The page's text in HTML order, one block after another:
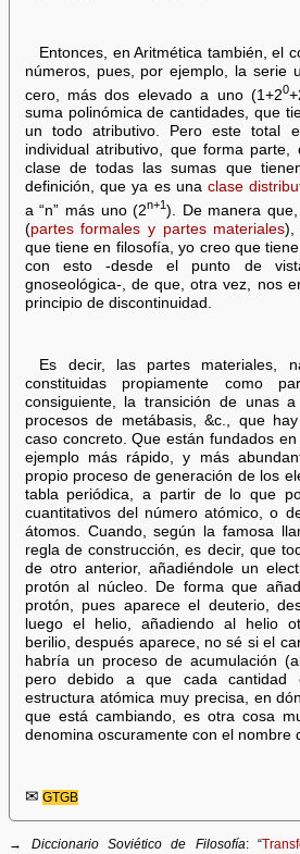
Entonces, en Aritmética también, el
números, pues, por ejemplo, la serie
cero, más dos elevado a uno (1+20
suma polinómica de cantidades, que
un todo atributivo. Pero este total
individual atributivo, que forma
clase de todas las sumas que
definición, que ya es unaclase
a “n” más uno (2n+1). De manera
(partes formales y partes materiales),
que tiene en filosofía, yo creo que
con esto -desde el punto de
gnoseológica-, de que, otra vez, nos
principio de discontinuidad.
Es decir, las partes materiales,
constituidas propiamente como
consiguiente, la transición de unas
procesos de metábasis, &c., que
caso concreto. Que están fundados
ejemplo más rápido, y más
propio proceso de generación de los
tabla periódica, a partir de lo que
cuantitativos del número atómico, o
átomos. Cuando, según la famosa
regla de construcción, es decir, que
de otro anterior, añadiéndole un
protón al núcleo. De forma que
protón, pues aparece el deuterio,
luego el helio, añadiendo al helio
berilio, después aparece, no sé si el
habría un proceso de acumulación
pero debido a que cada cantidad
estructura atómica muy precisa, en
que está cambiando, es otra cosa
denomina oscuramente con el nombre
✉ GTGB
→ Diccionario Soviético de Filosofía: “